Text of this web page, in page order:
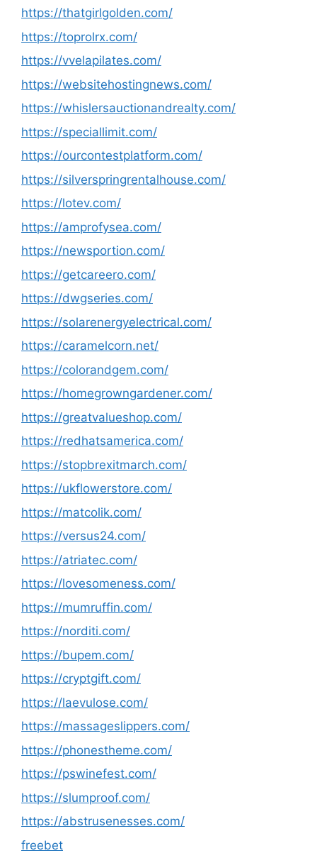
https://thatgirlgolden.com/
https://toprolrx.com/
https://vvelapilates.com/
https://websitehostingnews.com/
https://whislersauctionandrealty.com/
https://speciallimit.com/
https://ourcontestplatform.com/
https://silverspringrentalhouse.com/
https://lotev.com/
https://amprofysea.com/
https://newsportion.com/
https://getcareero.com/
https://dwgseries.com/
https://solarenergyelectrical.com/
https://caramelcorn.net/
https://colorandgem.com/
https://homegrowngardener.com/
https://greatvalueshop.com/
https://redhatsamerica.com/
https://stopbrexitmarch.com/
https://ukflowerstore.com/
https://matcolik.com/
https://versus24.com/
https://atriatec.com/
https://lovesomeness.com/
https://mumruffin.com/
https://norditi.com/
https://bupem.com/
https://cryptgift.com/
https://laevulose.com/
https://massageslippers.com/
https://phonestheme.com/
https://pswinefest.com/
https://slumproof.com/
https://abstrusenesses.com/
freebet